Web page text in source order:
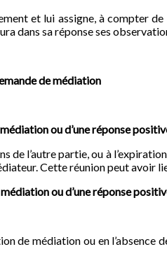
et lui assigne, à compter
dans sa réponse ses
de médiation
ou d’une réponse
de l’autre partie, ou à
Cette réunion peut avoir
médiation ou d’une réponse
de médiation ou en l’absence